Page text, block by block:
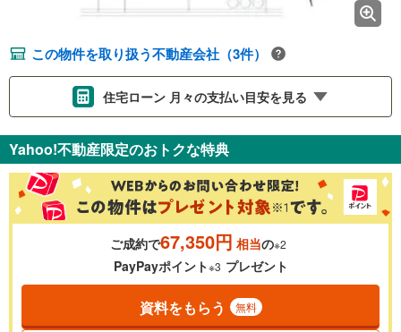
この物件を取り扱う不動産会社（3件）
住宅ローン 月々の支払い目安を見る
金利 ％
0.01%
Yahoo!不動産限定のおトクな特典
ご成約で67,350円 相当の※2
PayPayポイント※3 プレゼント
資料をもらう 無料